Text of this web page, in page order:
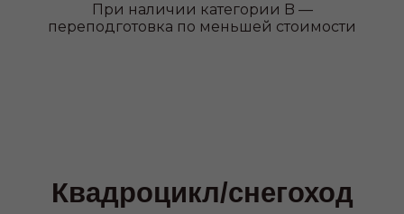
При наличии категории B —
переподготовка по меньшей стоимости